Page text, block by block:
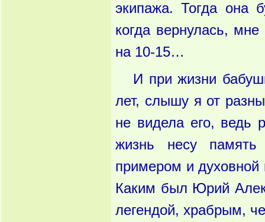
экипажа. Тогда она
когда вернулась,
на 10-15…
И при жизни
лет, слышу я от
не видела его, ведь
жизнь несу память
примером и
Каким был Юрий
легендой, храбрым,